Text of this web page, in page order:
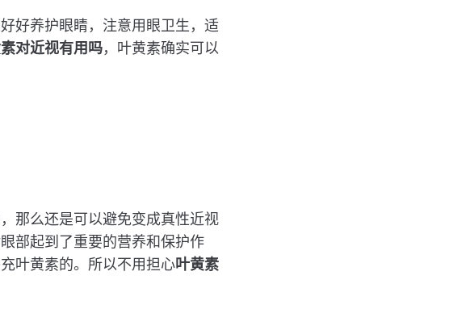
好养护眼睛，注意用眼卫生，适
对近视有用吗，叶黄素确实可以
那么还是可以避免变成真性近视
部起到了重要的营养和保护作
叶黄素的。所以不用担心叶黄素